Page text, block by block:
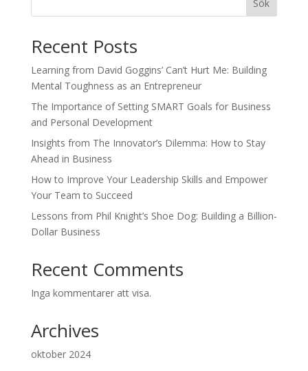
Sök
Recent Posts
Learning from David Goggins’ Can’t Hurt Me: Building
Mental Toughness as an Entrepreneur
The Importance of Setting SMART Goals for Business
and Personal Development
Insights from The Innovator’s Dilemma: How to Stay
Ahead in Business
How to Improve Your Leadership Skills and Empower
Your Team to Succeed
Lessons from Phil Knight’s Shoe Dog: Building a Billion-
Dollar Business
Recent Comments
Inga kommentarer att visa.
Archives
oktober 2024